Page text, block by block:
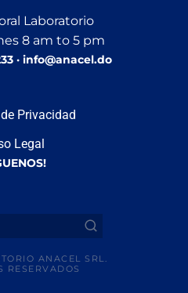
Laboratorio
8 am to 5 pm
· info@anacel.do
Privacidad
Legal
ANACEL SRL.
RESERVADOS